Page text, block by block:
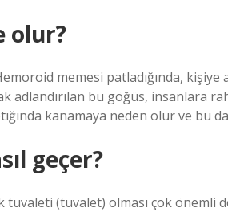
olur?
memesi patladığında, kişiye
bu göğüs, insanlara
kanamaya neden olur ve bu
geçer?
(tuvalet) olması çok önemli